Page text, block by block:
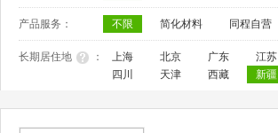
产品服务： 不限 简化材料 同程自营
长期居住地 ： 上海 北京 广东 江苏
四川
天津 西藏 新疆